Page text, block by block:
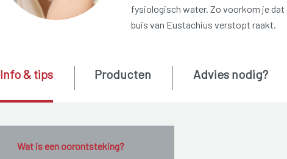
fysiologisch water. Zo voorkom je dat
buis van Eustachius verstopt raakt.
Wat is een oorontsteking?
Info & tips Producten Advies nodig?